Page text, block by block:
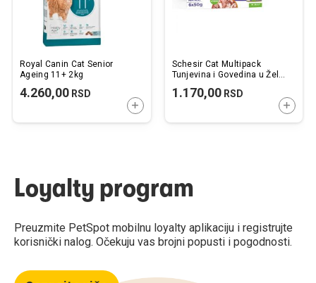
Royal Canin Cat Senior
Ageing 11+ 2kg
4.260,00 RSD
DODAJTE U KORPU
Schesir Cat Multipack
Tunjevina i Govedina u Želeu
1.170,00RSD
Loyalty program
Preuzmite PetSpot mobilnu loyalty aplikaciju i registrujte
korisnički nalog. Očekuju vas brojni popusti i pogodnosti.